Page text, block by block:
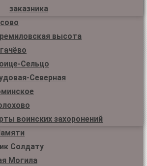
заказника
высота
Сельцо
Северная
воинских захоронений
Солдату
Могила